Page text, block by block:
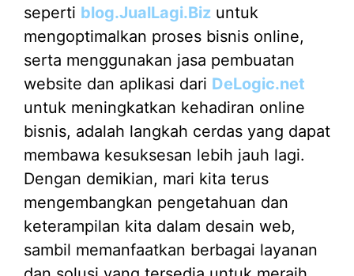
seperti blog.JualLagi.Biz untuk
mengoptimalkan proses bisnis online,
serta menggunakan jasa pembuatan
website dan aplikasi dari DeLogic.net
untuk meningkatkan kehadiran online
bisnis, adalah langkah cerdas yang dapat
membawa kesuksesan lebih jauh lagi.
Dengan demikian, mari kita terus
mengembangkan pengetahuan dan
keterampilan kita dalam desain web,
sambil memanfaatkan berbagai layanan